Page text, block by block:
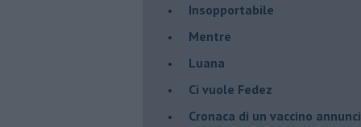
Insopportabile
​Mentre
Luana
​Ci vuole Fedez
​Cronaca di un vaccino